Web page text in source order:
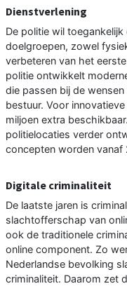
Dienstverlening
De politie wil
doelgroepen, zowel
verbeteren van het
politie ontwikkelt
die passen bij de
bestuur. Voor
miljoen extra
politielocaties verder
concepten worden vanaf
Digitale criminaliteit
De laatste jaren is
slachtofferschap van
ook de traditionele
online component. Zo
Nederlandse bevolking
criminaliteit. Daarom zet